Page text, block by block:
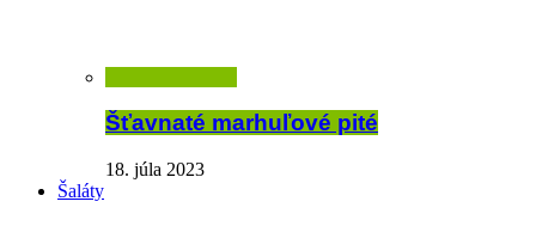
Šťavnaté marhuľové pité
18. júla 2023
Šaláty